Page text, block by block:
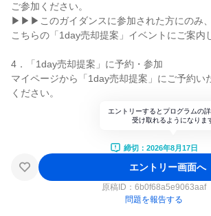
ご参加ください。
▶▶▶このガイダンスに参加された方にのみ、
こちらの「1day売却提案」イベントにご案内
4．「1day売却提案」に予約・参加
マイページから「1day売却提案」にご予約い
ください。
エントリーするとプログラムの
受け取れるようになりま
締切：2026年8月17日
エントリー画面へ
原稿ID： 6b0f68a5e9063aaf
問題を報告する